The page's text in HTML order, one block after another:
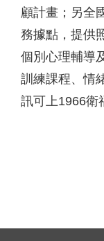
顧計畫；另全
務據點，提供
個別心理輔導
訓練課程、情
訊可上1966衛